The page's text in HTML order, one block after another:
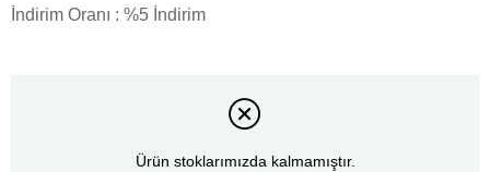
İndirim Oranı : %5 İndirim
Ürün stoklarımızda kalmamıştır.